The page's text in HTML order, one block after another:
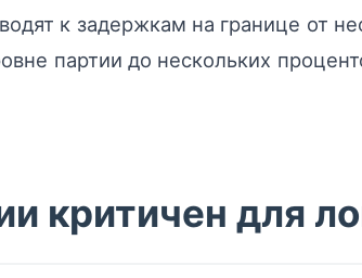
к задержкам на границе от
партии до нескольких
критичен для